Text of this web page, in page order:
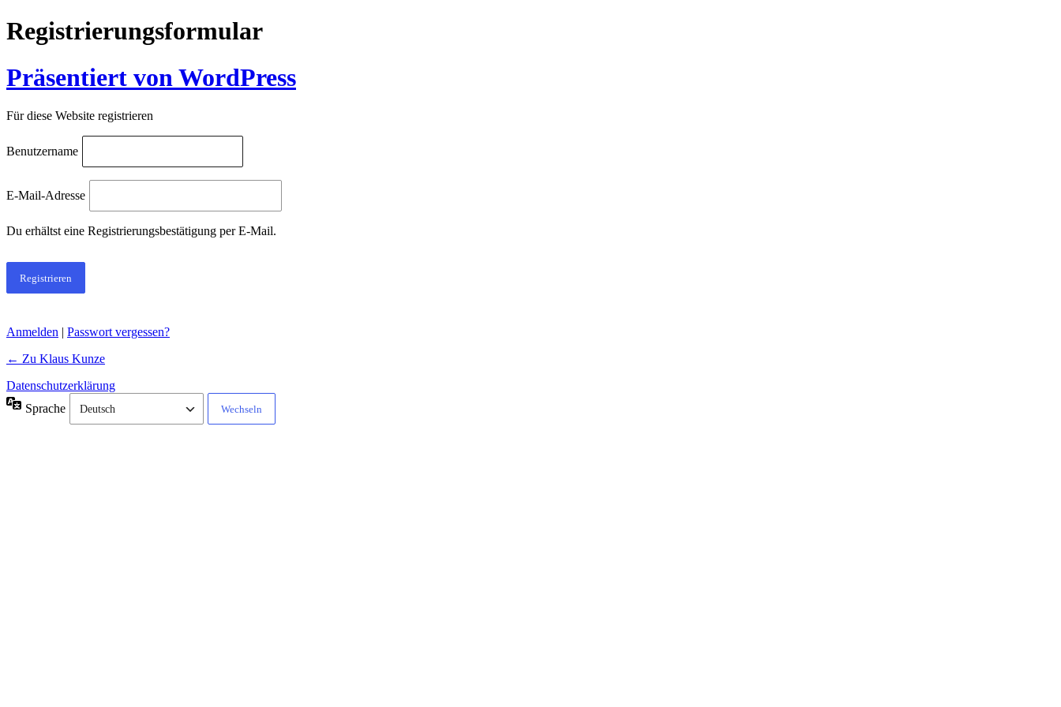
Registrierungsformular
Präsentiert von WordPress
Für diese Website registrieren
Benutzername
E-Mail-Adresse
Du erhältst eine Registrierungsbestätigung per E-Mail.
Anmelden | Passwort vergessen?
← Zu Klaus Kunze
Datenschutzerklärung
Sprache